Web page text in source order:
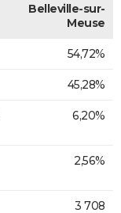
Belleville-sur-
Meuse
54,72%
45,28%
6,20%
2,56%
3 708